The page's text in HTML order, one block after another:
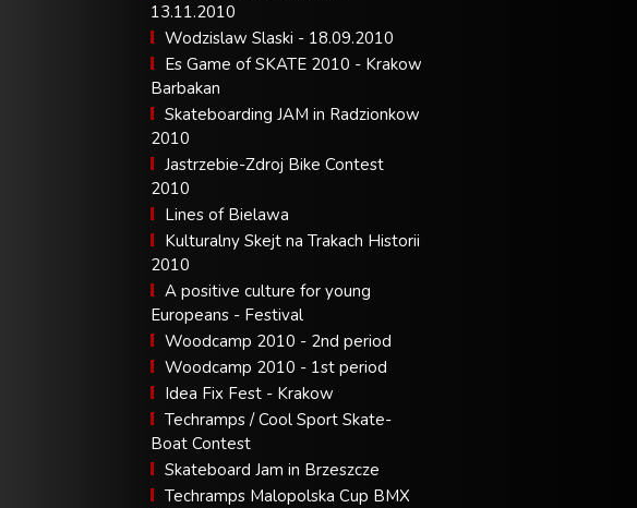
13.11.2010
Wodzislaw Slaski - 18.09.2010
Es Game of SKATE 2010 - Krakow
Barbakan
Skateboarding JAM in Radzionkow
2010
Jastrzebie-Zdroj Bike Contest
2010
Lines of Bielawa
Kulturalny Skejt na Trakach Historii
2010
A positive culture for young
Europeans - Festival
Woodcamp 2010 - 2nd period
Woodcamp 2010 - 1st period
Idea Fix Fest - Krakow
Techramps / Cool Sport Skate-
Boat Contest
Skateboard Jam in Brzeszcze
Techramps Malopolska Cup BMX